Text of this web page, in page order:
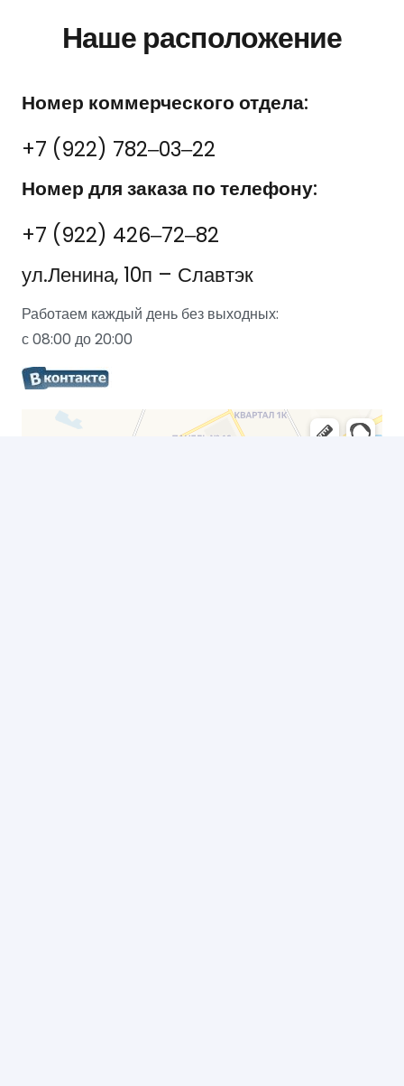
Наше расположение
Номер коммерческого отдела:
+7 (922) 782‒03‒22
Номер для заказа по телефону:
+7 (922) 426‒72‒82
ул.Ленина, 10п – Славтэк
Работаем каждый день без выходных:
с 08:00 до 20:00